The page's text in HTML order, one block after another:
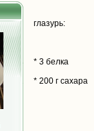
глазурь:
* 3 белка
* 200 г сахара